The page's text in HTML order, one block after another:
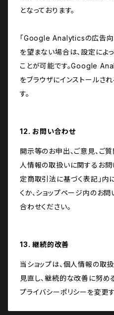
となっております。
「Google Analyticsの広告向
を望まない場合は、設定によ
ことが可能です。Google
をブラウザにインストールさ
す。
12. お問い合わせ
開示等のお申出、ご意見、ご
人情報の取扱いに関するお問
定商取引法に基づく表記」
くか、ショップページ内のお
合わせください。
13. 継続的改善
当ショップは、個人情報の取
見直し、継続的な改善に努め
プライバシーポリシーを変更